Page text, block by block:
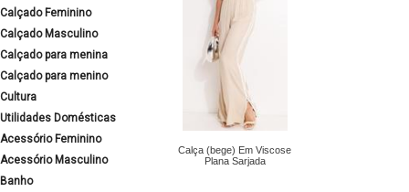
Calçado Feminino
Calçado Masculino
Calçado para menina
Calçado para menino
Cultura
Utilidades Domésticas
Acessório Feminino
Acessório Masculino
Banho
Calça (bege) Em Viscose
Plana Sarjada